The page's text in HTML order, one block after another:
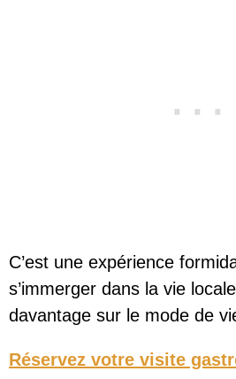
C’est une expérience
s’immerger dans la vie
davantage sur le mode de
Réservez votre visite